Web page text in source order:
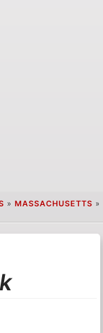
» MASSACHUSETTS »